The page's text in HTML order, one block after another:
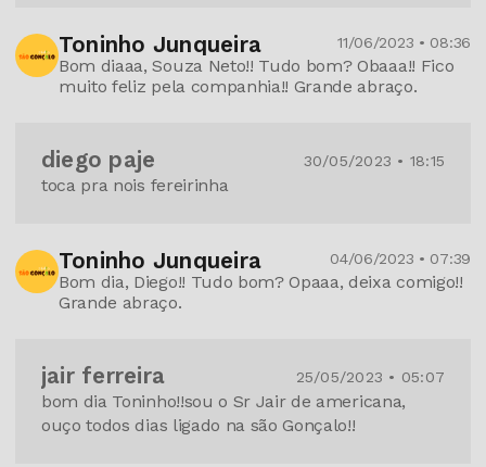
Toninho Junqueira 11/06/2023 • 08:36
Bom diaaa, Souza Neto!! Tudo bom? Obaaa!! Fico
muito feliz pela companhia!! Grande abraço.
diego paje 30/05/2023 • 18:15
toca pra nois fereirinha
Toninho Junqueira 04/06/2023 • 07:39
Bom dia, Diego!! Tudo bom? Opaaa, deixa comigo!!
Grande abraço.
jair ferreira 25/05/2023 • 05:07
bom dia Toninho!!sou o Sr Jair de americana,
ouço todos dias ligado na são Gonçalo!!